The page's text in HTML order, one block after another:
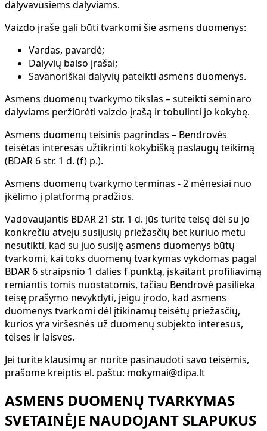
dalyvavusiems dalyviams.
Vaizdo įraše gali būti tvarkomi šie asmens duomenys:
Vardas, pavardė;
Dalyvių balso įrašai;
Savanoriškai dalyvių pateikti asmens duomenys.
Asmens duomenų tvarkymo tikslas – suteikti seminaro
dalyviams peržiūrėti vaizdo įrašą ir tobulinti jo kokybę.
Asmens duomenų teisinis pagrindas – Bendrovės
teisėtas interesas užtikrinti kokybišką paslaugų teikimą
(BDAR 6 str. 1 d. (f) p.).
Asmens duomenų tvarkymo terminas - 2 mėnesiai nuo
įkėlimo į platformą pradžios.
Vadovaujantis BDAR 21 str. 1 d. Jūs turite teisę dėl su jo
konkrečiu atveju susijusių priežasčių bet kuriuo metu
nesutikti, kad su juo susiję asmens duomenys būtų
tvarkomi, kai toks duomenų tvarkymas vykdomas pagal
BDAR 6 straipsnio 1 dalies f punktą, įskaitant profiliavimą
remiantis tomis nuostatomis, tačiau Bendrovė pasilieka
teisę prašymo nevykdyti, jeigu įrodo, kad asmens
duomenys tvarkomi dėl įtikinamų teisėtų priežasčių,
kurios yra viršesnės už duomenų subjekto interesus,
teises ir laisves.
Jei turite klausimų ar norite pasinaudoti savo teisėmis,
prašome kreiptis el. paštu: mokymai@dipa.lt
ASMENS DUOMENŲ TVARKYMAS
SVETAINĖJE NAUDOJANT SLAPUKUS